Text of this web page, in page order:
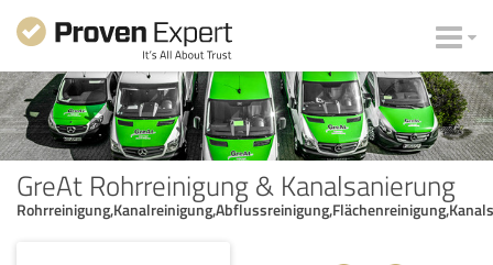
GreAt Rohrreinigung & Kanalsanierung